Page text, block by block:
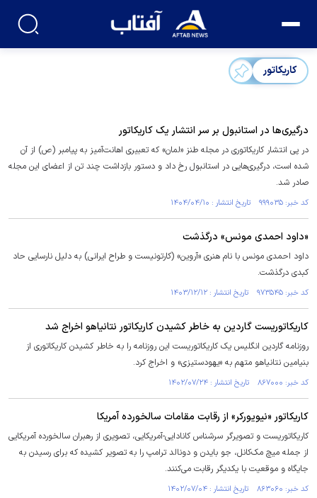
کاریکاتور
درگیری‌ها در استانبول بر سر انتشار یک کاریکاتور
در پی انتشار کاریکاتوری در مجله طنز «لمان» که تعبیری اهانت‌آمیز به پیامبر (ص) از آن
شده است، درگیری‌هایی در استانبول رخ داد و دستور بازداشت چند تن از اعضای این مجله
صادر شد.
کد خبر: ۹۹۹۰۳۵ تاریخ انتشار : ۱۴۰۴/۰۴/۱۰
«داود احمدی مونس» درگذشت
داود احمدی مونس با نام هنری «آروین» (کارتونیست و طراح ایرانی) به دلیل نارسایی حاد
کبدی درگذشت.
کد خبر: ۹۷۳۵۴۵ تاریخ انتشار : ۱۴۰۳/۱۲/۱۲
کاریکاتوریست گاردین به خاطر کشیدن کاریکاتور نتانیاهو اخراج شد
روزنامه گاردین انگلیس یک کاریکاتوریست این روزنامه را به خاطر کشیدن کاریکاتوری از
بنیامین نتانیاهو متهم به «یهودستیزی» و اخراج کرد.
کد خبر: ۸۶۷۰۰۰ تاریخ انتشار : ۱۴۰۲/۰۷/۲۴
کاریکاتور «نیویورکر» از رقابت مقامات سالخورده آمریکا
کاریکاتوریست و تصویرگر سرشناس کانادایی-آمریکایی، تصویری از رهبران سالخورده آمریکایی
از جمله میچ‌ مک‌کانل، جو بایدن و دونالد ترامپ را به تصویر کشیده که برای رسیدن به
جایگاه و موقعیت با یکدیگر رقابت می‌کنند.
کد خبر: ۸۶۳۰۶۰ تاریخ انتشار : ۱۴۰۲/۰۷/۰۴